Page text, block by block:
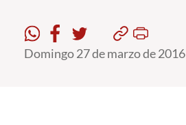
Estudiantes
Domingo 27 de marzo de 2016